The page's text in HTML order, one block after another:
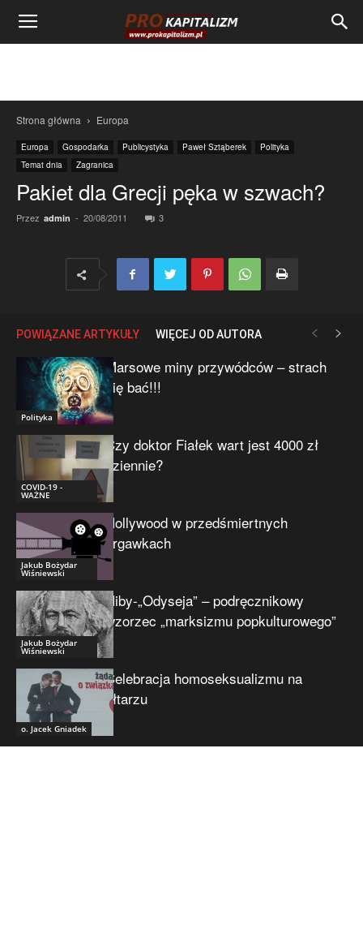
Strona główna Europa
Europa Gospodarka Publicystyka Paweł Sztąberek
Polityka
Temat dnia
Zagranica
Pakiet dla Grecji pęka w szwach?
Przez admin - 20/08/2011 3
POWIĄZANE ARTYKUŁY WIĘCEJ OD AUTORA
Polityka
Marsowe miny przywódców – strach
się bać!!!
COVID-19 -
WAŻNE
Czy doktor Fiałek wart jest 4000 zł
dziennie?
Jakub Bożydar
Wiśniewski
Hollywood w przedśmiertnych
drgawkach
Jakub Bożydar
Wiśniewski
Niby-„Odyseja” – podręcznikowy
wzorzec „marksizmu popkulturowego”
o. Jacek Gniadek
Celebracja homoseksualizmu na
ołtarzu